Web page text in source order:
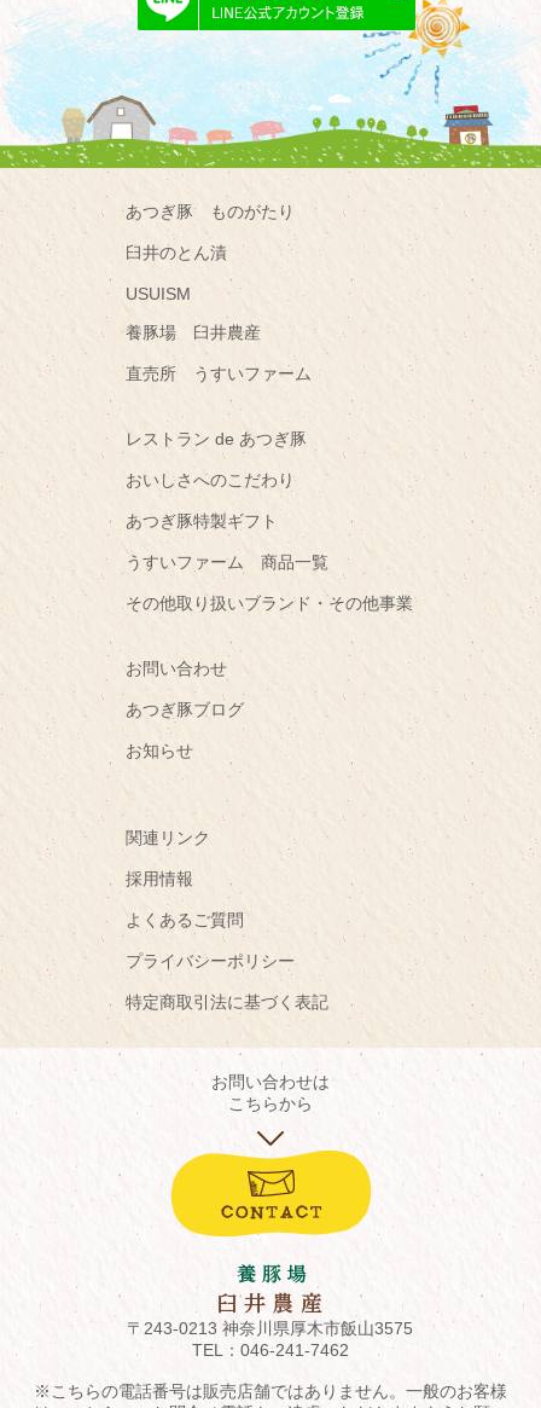
あつぎ豚 ものがたり
臼井のとん漬
USUISM
養豚場 臼井農産
直売所 うすいファーム
レストラン de あつぎ豚
おいしさへのこだわり
あつぎ豚特製ギフト
うすいファーム 商品一覧
その他取り扱いブランド・その他事業
お問い合わせ
あつぎ豚ブログ
お知らせ
関連リンク
採用情報
よくあるご質問
プライバシーポリシー
特定商取引法に基づく表記
お問い合わせは
こちらから
〒243-0213 神奈川県厚木市飯山3575
TEL： 046-241-7462
※こちらの電話番号は販売店舗ではありません。一般のお客様